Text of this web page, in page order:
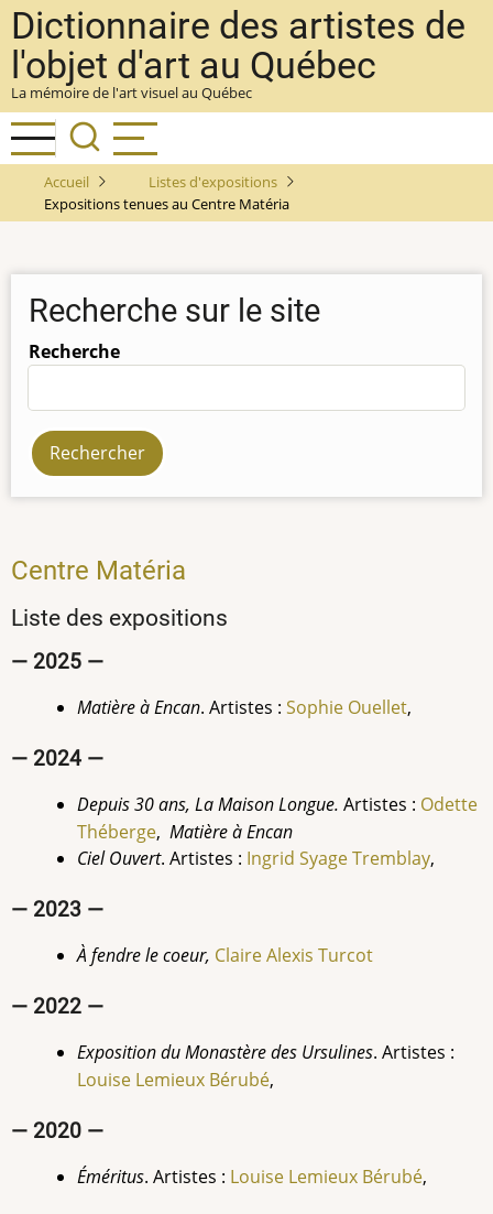
Aller
au
contenu
principal
Dictionnaire des artistes de
l'objet d'art au Québec
La mémoire de l'art visuel au Québec
Accueil
Listes d'expositions
Expositions tenues au Centre Matéria
Recherche sur le site
Recherche
Centre Matéria
Liste des expositions
— 2025 —
Matière à Encan. Artistes : Sophie Ouellet,
— 2024 —
Depuis 30 ans, La Maison Longue. Artistes : Odette
Théberge, Matière à Encan
Ciel Ouvert. Artistes : Ingrid SyageTremblay,
— 2023 —
À fendre le coeur, Claire Alexis Turcot
— 2022 —
Exposition du Monastère des Ursulines. Artistes :
Louise Lemieux Bérubé,
— 2020 —
Éméritus. Artistes : Louise Lemieux Bérubé,